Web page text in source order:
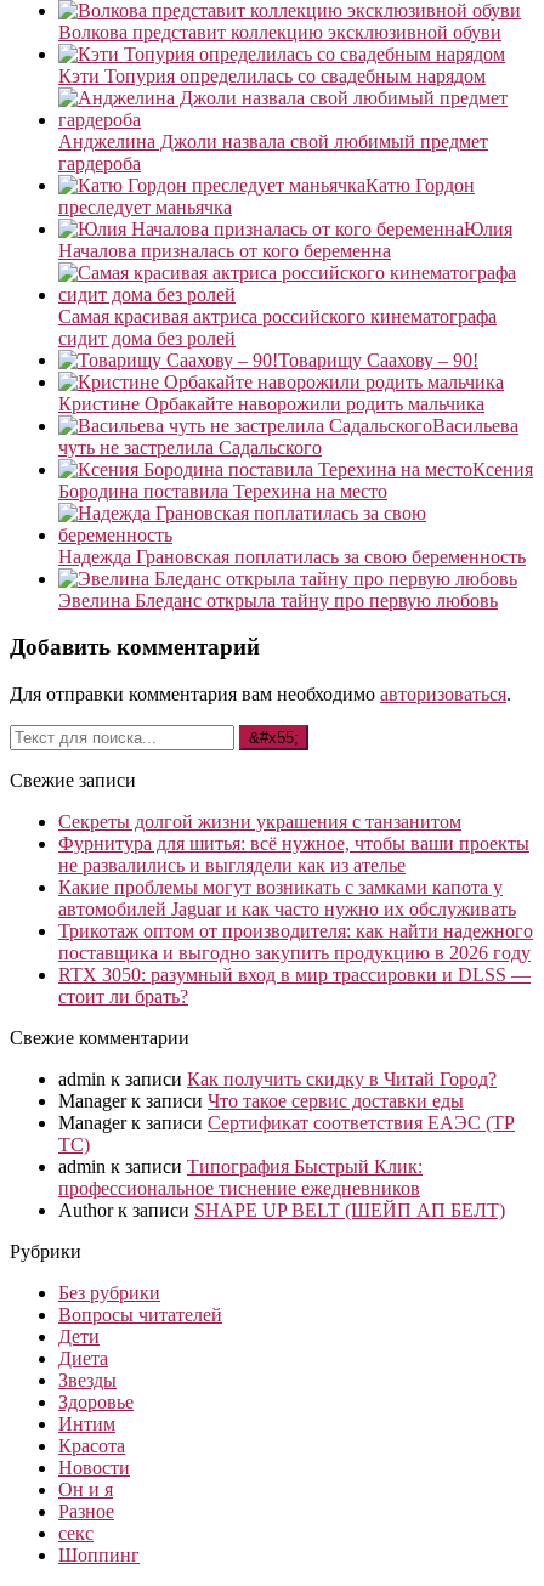
Волкова представит коллекцию эксклюзивной обуви
Кэти Топурия определилась со свадебным нарядом
Анджелина Джоли назвала свой любимый предмет
гардероба
Катю Гордон
преследует маньячка
Юлия
Началова призналась от кого беременна
Самая красивая актриса российского кинематографа
сидит дома без ролей
Товарищу Саахову – 90!
Кристине Орбакайте наворожили родить мальчика
Васильева
чуть не застрелила Садальского
Ксения
Бородина поставила Терехина на место
Надежда Грановская поплатилась за свою беременность
Эвелина Бледанс открыла тайну про первую любовь
Добавить комментарий
Для отправки комментария вам необходимо авторизоваться.
Свежие записи
Секреты долгой жизни украшения с танзанитом
Фурнитура для шитья: всё нужное, чтобы ваши проекты
не развалились и выглядели как из ателье
Какие проблемы могут возникать с замками капота у
автомобилей Jaguar и как часто нужно их обслуживать
Трикотаж оптом от производителя: как найти надежного
поставщика и выгодно закупить продукцию в 2026 году
RTX 3050: разумный вход в мир трассировки и DLSS —
стоит ли брать?
Свежие комментарии
admin к записи Как получить скидку в Читай Город?
Managerк записи Что такое сервис доставки еды
Managerк записи Сертификат соответствия ЕАЭС (ТР
ТС)
admin к записи Типография Быстрый Клик:
профессиональное тиснение ежедневников
Authorк записи SHAPE UP BELT (ШЕЙП АП БЕЛТ)
Рубрики
Без рубрики
Вопросы читателей
Дети
Диета
Звезды
Здоровье
Интим
Красота
Новости
Он и я
Разное
секс
Шоппинг